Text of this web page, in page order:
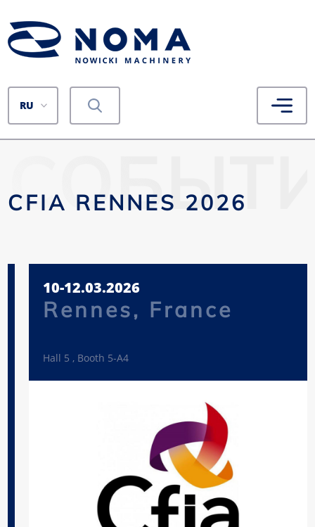
RU
CFIA RENNES 2026
10-12.03.2026
Rennes, France
Hall 5 , Booth 5-A4